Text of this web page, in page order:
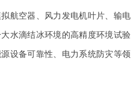
航空器、风力发电机叶片、输电
水滴结冰环境的高精度环境试验
设备可靠性、电力系统防灾等领